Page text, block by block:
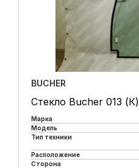
BUCHER
Стекло Bucher 013 (К)
Марка
Модель
Тип техники
Расположение
Сторона